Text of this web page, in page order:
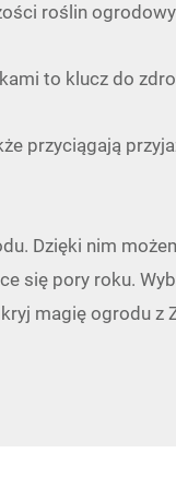
roślin
to klucz do
przyciągają
Dzięki nim
się pory roku.
magię ogrodu z